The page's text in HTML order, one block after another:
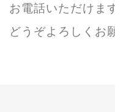
お電話いただけま
どうぞよろしくお